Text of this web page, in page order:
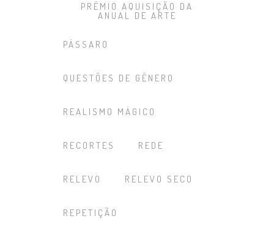
PRÊMIO AQUISIÇÃO DA
ANUAL DE ARTE
PÁSSARO
QUESTÕES DE GÊNERO
REALISMO MÁGICO
RECORTES REDE
RELEVO RELEVO SECO
REPETIÇÃO